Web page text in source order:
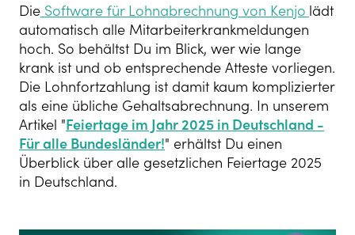
Die Software für Lohnabrechnung von Kenjo lädt
automatisch alle Mitarbeiterkrankmeldungen
hoch. So behältst Du im Blick, wer wie lange
krank ist und ob entsprechende Atteste vorliegen.
Die Lohnfortzahlung ist damit kaum komplizierter
als eine übliche Gehaltsabrechnung. In unserem
Artikel "Feiertage im Jahr 2025 in Deutschland -
Für alle Bundesländer!" erhältst Du einen
Überblick über alle gesetzlichen Feiertage 2025
in Deutschland.